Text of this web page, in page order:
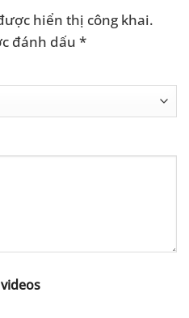
hiển thị công khai.
đánh dấu *